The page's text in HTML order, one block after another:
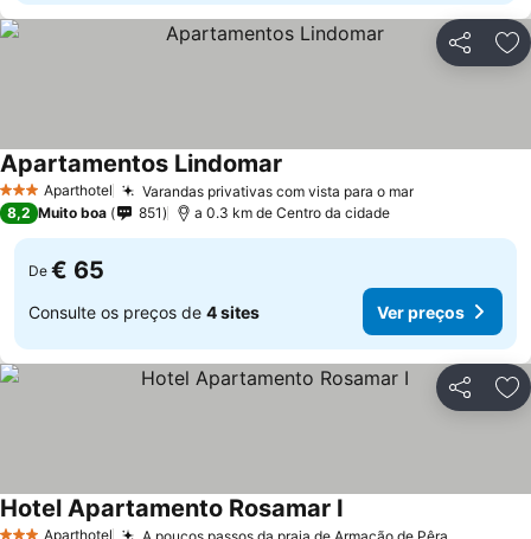
Partilhar
3 EstrelasAparthotel Varandas privativas com vista para o mar
Apartamentos Lindomar
8,2 Muito boa 851 a 0.3 km de Centro da cidade
De € 65
Consulte os preços de 4 sites Ver preços
Partilhar
Aparthotel A poucos passos da praia de Armação de Pêra
Hotel Apartamento Rosamar I